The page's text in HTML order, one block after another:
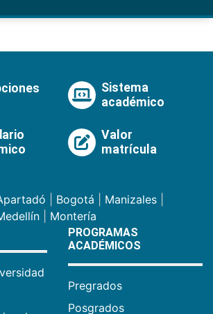
Sistema
académico
Valor
matrícula
Bogotá Manizales
Montería
PROGRAMAS
ACADÉMICOS
Pregrados
Posgrados